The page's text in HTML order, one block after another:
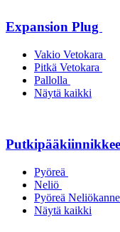
Expansion Plug
Vakio Vetokara
Pitkä Vetokara
Pallolla
Näytä kaikki
Pyöreä
Neliö
Pyöreä
Näytä kaikki